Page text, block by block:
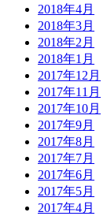
2018年4月
2018年3月
2018年2月
2018年1月
2017年12月
2017年11月
2017年10月
2017年9月
2017年8月
2017年7月
2017年6月
2017年5月
2017年4月